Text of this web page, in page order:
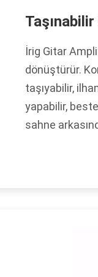
İrig Gitar
dönüştürür.
taşıyabilir,
yapabilir,
sahne